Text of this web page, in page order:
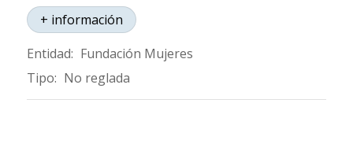
+ información
Entidad: Fundación Mujeres
Tipo: No reglada